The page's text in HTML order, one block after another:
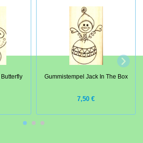
Gummistempel Jack In The Box
7,50 €